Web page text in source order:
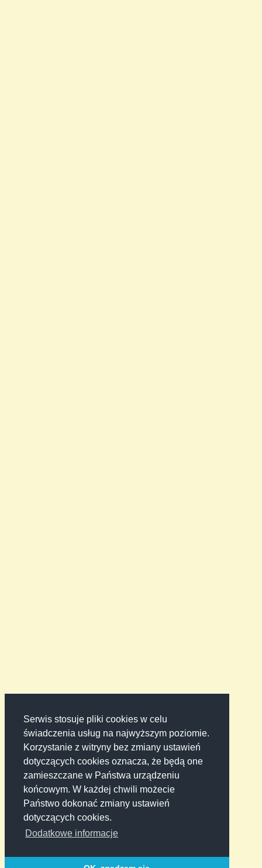
Serwis stosuje pliki cookies w celu
świadczenia usług na najwyższym poziomie.
Korzystanie z witryny bez zmiany ustawień
dotyczących cookies oznacza, że będą one
zamieszczane w Państwa urządzeniu
końcowym. W każdej chwili możecie
Państwo dokonać zmiany ustawień
dotyczących cookies.
Dodatkowe informacje